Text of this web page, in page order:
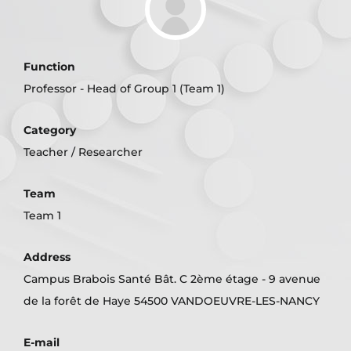
Function
Professor - Head of Group 1 (Team 1)
Category
Teacher / Researcher
Team
Team 1
Address
Campus Brabois Santé Bât. C 2ème étage - 9 avenue
de la forêt de Haye 54500 VANDOEUVRE-LES-NANCY
E-mail